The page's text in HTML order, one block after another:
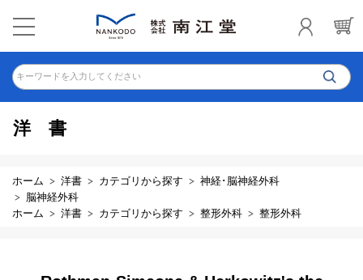
キーワードを入力してください
洋書
ホーム 洋書 カテゴリから探す
神経･脳神経外科
脳神経外科
ホーム
洋書 カテゴリから探す 整形外科 整形外科